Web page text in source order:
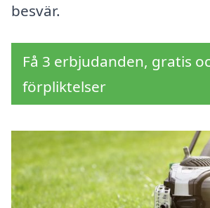
besvär.
Få 3 erbjudanden, gratis
förpliktelser